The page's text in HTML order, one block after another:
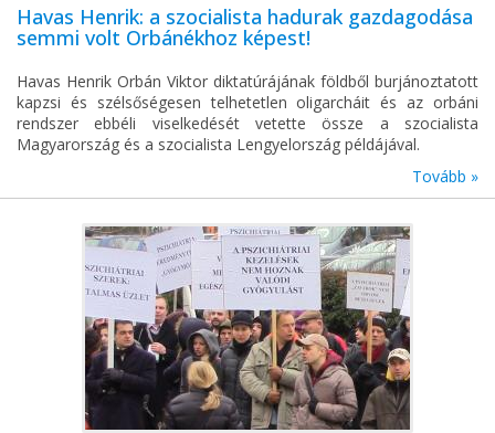
Havas Henrik: a szocialista hadurak gazdagodása
semmi volt Orbánékhoz képest!
Havas Henrik Orbán Viktor diktatúrájának földből burjánoztatott
kapzsi és szélsőségesen telhetetlen oligarcháit és az orbáni
rendszer ebbéli viselkedését vetette össze a szocialista
Magyarország és a szocialista Lengyelország példájával.
Tovább »